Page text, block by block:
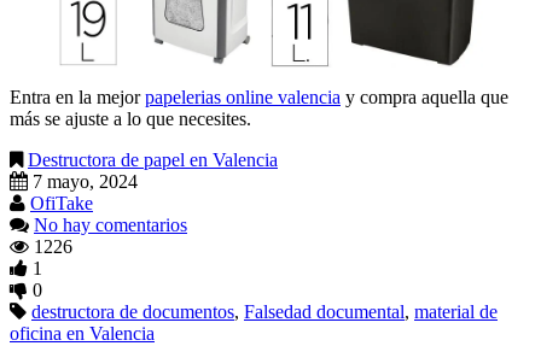
Entra en la mejorpapelerias online valencia y compra aquella que
más se ajuste a lo que necesites.
Destructora de papel en Valencia
7 mayo, 2024
OfiTake
No hay comentarios
1226
1
0
destructora de documentos, Falsedad documental, material de
oficina en Valencia